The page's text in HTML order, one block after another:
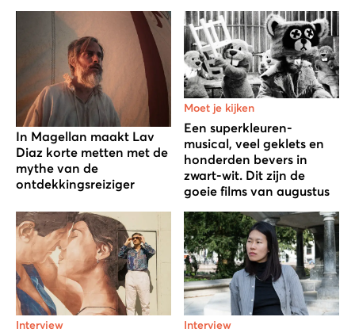
In Magellan maakt Lav
Diaz korte metten met de
mythe van de
ontdekkingsreiziger
Moet je kijken
Een superkleuren-
musical, veel geklets en
honderden bevers in
zwart-wit. Dit zijn de
goeie films van augustus
Interview Interview